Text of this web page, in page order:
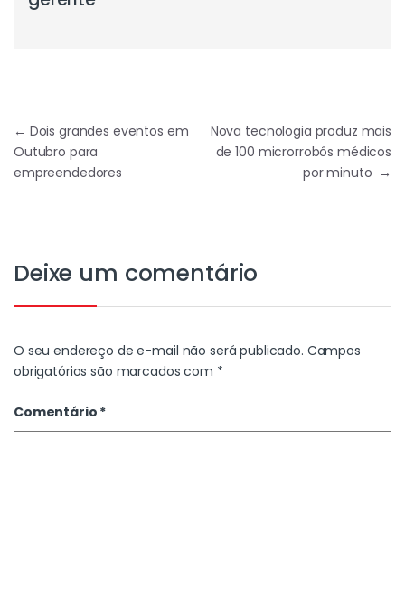
← Dois grandes eventos em
Outubro para
empreendedores
Nova tecnologia produz mais
de 100 microrrobôs médicos
por minuto →
Deixe um comentário
O seu endereço de e-mail não será publicado. Campos
obrigatórios são marcados com *
Comentário *